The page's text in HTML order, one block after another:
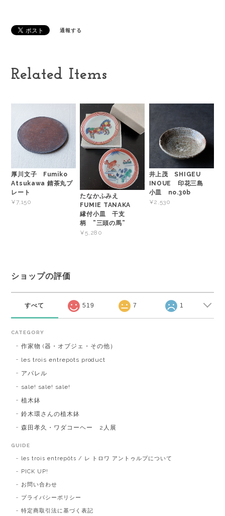
通報する
Related Items
厚川文子 Fumiko
Atsukawa 錆茶丸プ
レート
¥7,150
たなかふみえ
FUMIE TANAKA
縁付小皿 干支
柄 ”三頭の馬”
¥5,280
井上茂 SHIGEU
INOUE 印花三島
小皿 no.30b
¥2,530
ショップの評価
すべて 519 7 1
CATEGORY
作家物 (器・オブジェ・その他）
les trois entrepots product
アパレル
sale! sale! sale!
植木鉢
鈴木環さんの植木鉢
森田孝久・ワダコーヘー 2人展
GUIDE
les trois entrepôts / レ トロワ アントゥルプについて
PICK UP!
お問い合わせ
プライバシーポリシー
特定商取引法に基づく表記